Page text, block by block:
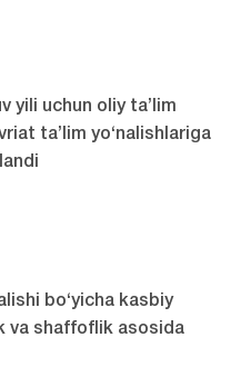
yili uchun oliy ta’lim
ta’lim yo‘nalishlariga
bo‘yicha kasbiy
va shaffoflik asosida